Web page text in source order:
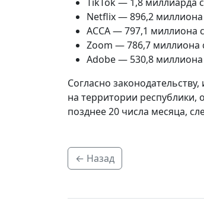
Netflix — 896,2
ACCA — 797,1 миллиона
Zoom — 786,7 миллиона
Adobe — 530,8
Согласно
на территории республики,
позднее 20 числа месяца,
← Назад